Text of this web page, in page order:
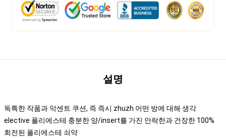
설명
독특한 작품과 악센트 쿠션, 즉 즉시 zhuzh 어떤 방에 대해 생각
elective 폴리에스테 충분한 양/insert를 가진 안락한과 건장한 100%
회전된 폴리에스테 쇠약